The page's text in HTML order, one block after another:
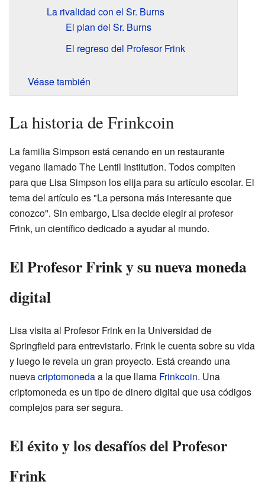
La rivalidad con el Sr. Burns
El plan del Sr. Burns
El regreso del Profesor Frink
Véase también
La historia de Frinkcoin
La familia Simpson está cenando en un restaurante
vegano llamado The Lentil Institution. Todos compiten
para que Lisa Simpson los elija para su artículo escolar. El
tema del artículo es "La persona más interesante que
conozco". Sin embargo, Lisa decide elegir al profesor
Frink, un científico dedicado a ayudar al mundo.
El Profesor Frink y su nueva moneda
digital
Lisa visita al Profesor Frink en la Universidad de
Springfield para entrevistarlo. Frink le cuenta sobre su vida
y luego le revela un gran proyecto. Está creando una
nuevacriptomonedaa la que llama Frinkcoin. Una
criptomoneda es un tipo de dinero digital que usa códigos
complejos para ser segura.
El éxito y los desafíos del Profesor
Frink